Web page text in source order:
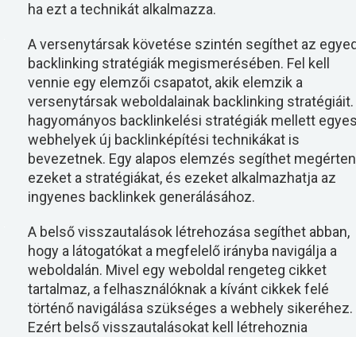
ha ezt a technikát alkalmazza.
A versenytársak követése szintén segíthet az
backlinking stratégiák megismerésében. Fel kell
vennie egy elemzői csapatot, akik elemzik a
versenytársak weboldalainak backlinking stratégiáit.
hagyományos backlinkelési stratégiák mellett
webhelyek új backlinképítési technikákat is
bevezetnek. Egy alapos elemzés segíthet
ezeket a stratégiákat, és ezeket alkalmazhatja az
ingyenes backlinkek generálásához.
A belső visszautalások létrehozása segíthet abban,
hogy a látogatókat a megfelelő irányba navigálja a
weboldalán. Mivel egy weboldal rengeteg cikket
tartalmaz, a felhasználóknak a kívánt cikkek felé
történő navigálása szükséges a webhely sikeréhez.
Ezért belső visszautalásokat kell létrehoznia